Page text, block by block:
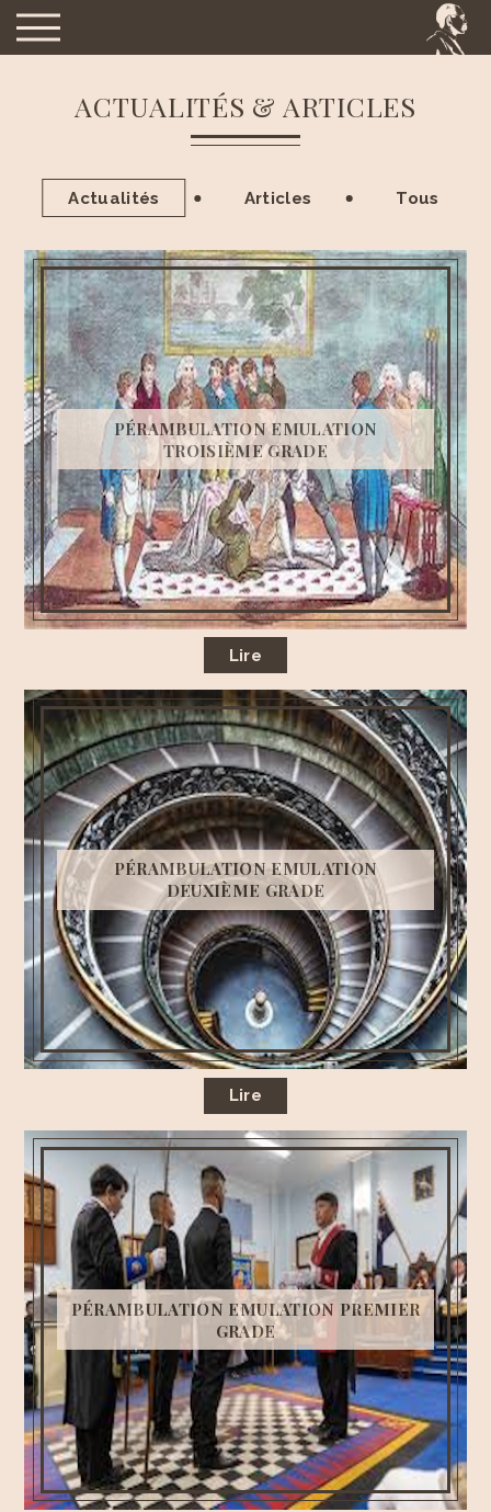
ACTUALITÉS & ARTICLES
Actualités Articles Tous
PÉRAMBULATION EMULATION
TROISIÈME GRADE
Lire
PÉRAMBULATION EMULATION
DEUXIÈME GRADE
Lire
PÉRAMBULATION EMULATION PREMIER
GRADE